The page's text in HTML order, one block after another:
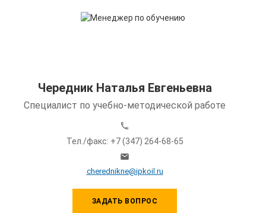
Чередник Наталья Евгеньевна
Специалист по учебно-методической работе
Тел./факс: +7 (347) 264-68-65
cherednikne@ipkoil.ru
ЗАДАТЬ ВОПРОС